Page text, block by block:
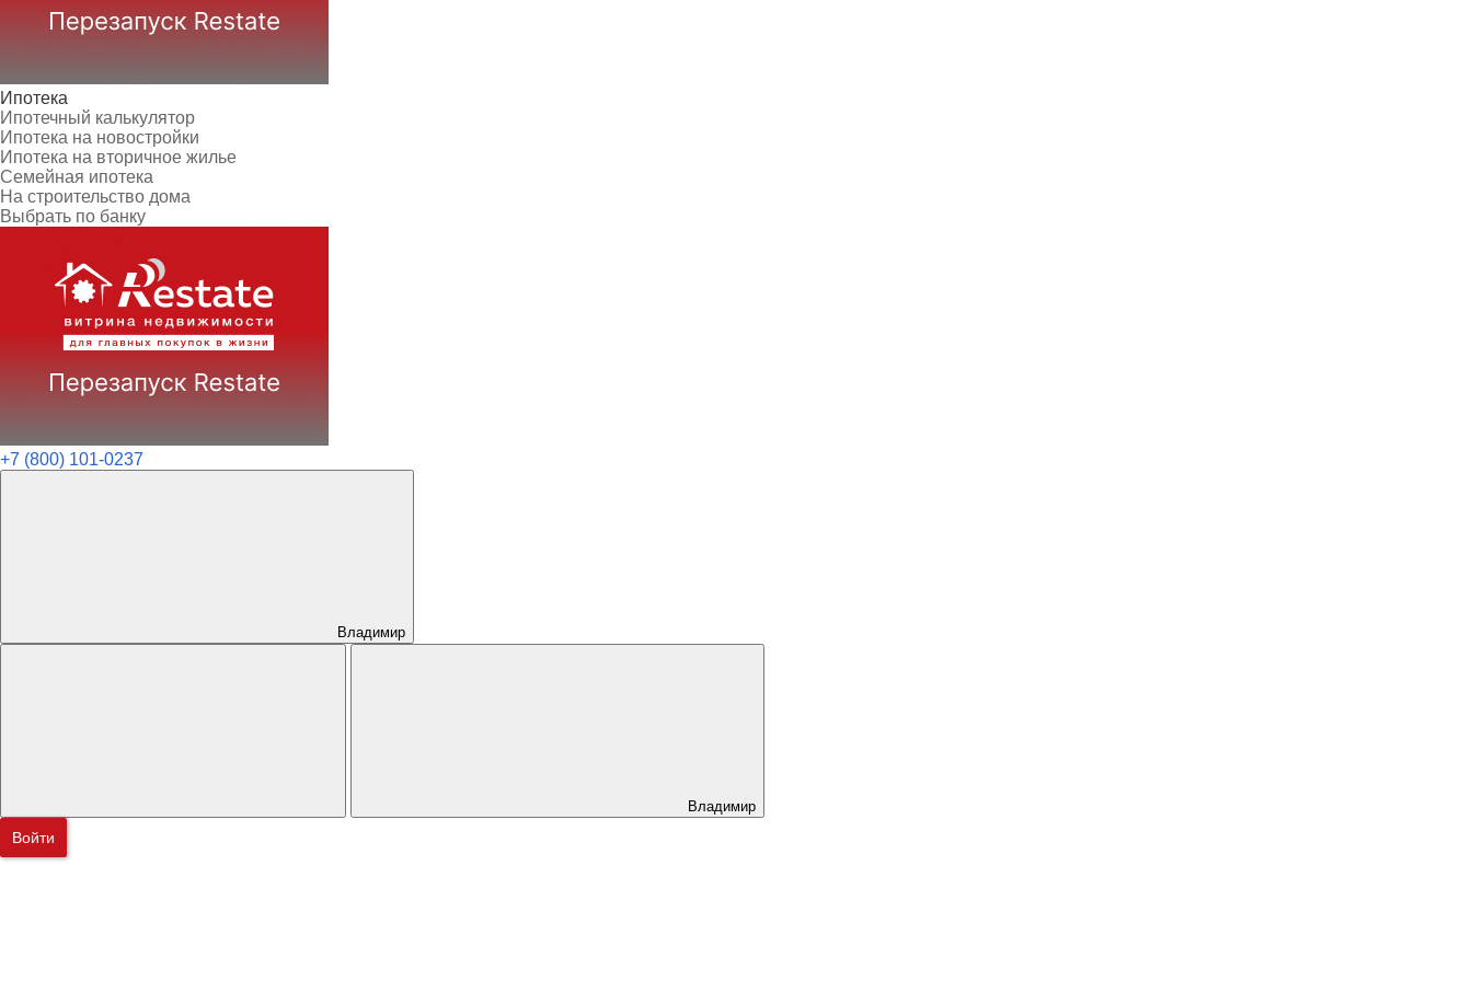
Ипотека
Ипотечный калькулятор
Ипотека на новостройки
Ипотека на вторичное жилье
Семейная ипотека
На строительство дома
Выбрать по банку
+7 (800) 101-0237
Владимир
Владимир
Войти